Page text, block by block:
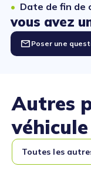
Date de fin de
vous avez
Poser une
Autres
véhicule
Toutes les